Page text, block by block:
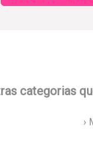
categorias
›